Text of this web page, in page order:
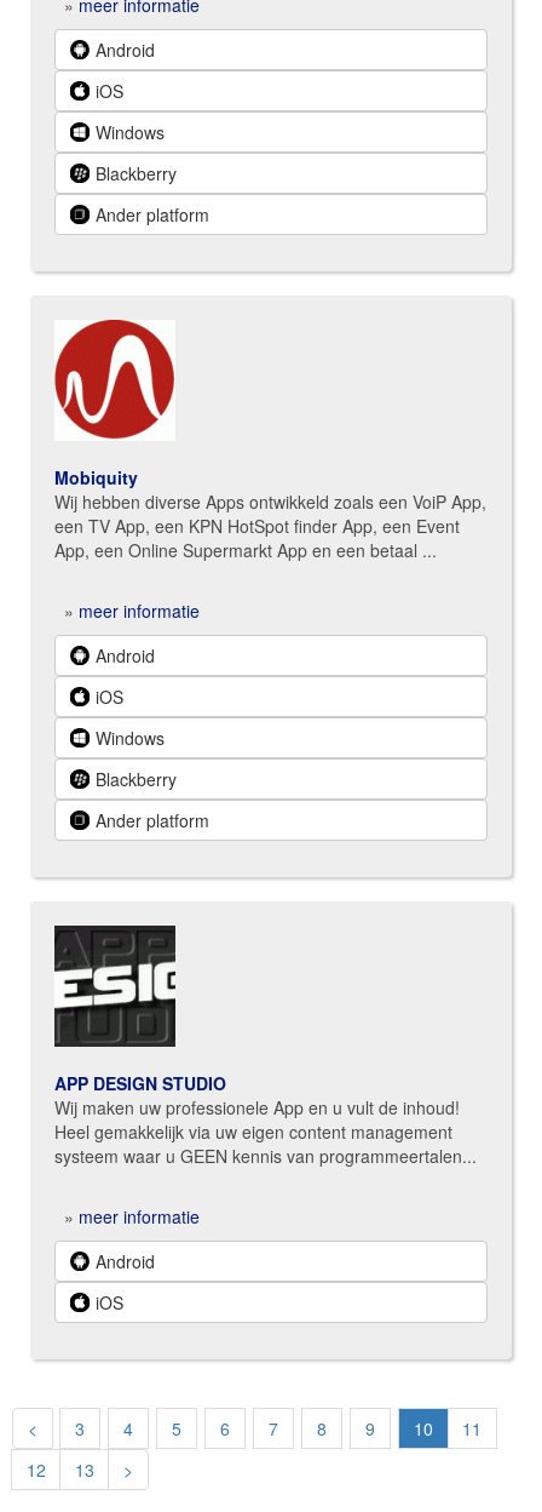
» meer informatie
Android
iOS
Windows
Blackberry
Ander platform
Mobiquity
Wij hebben diverse Apps ontwikkeld zoals een VoiP App,
een TV App, een KPN HotSpot finder App, een Event
App, een Online Supermarkt App en een betaal ...
» meer informatie
Android
iOS
Windows
Blackberry
Ander platform
APP DESIGN STUDIO
Wij maken uw professionele App en u vult de inhoud!
Heel gemakkelijk via uw eigen content management
systeem waar u GEEN kennis van programmeertalen...
» meer informatie
Android
iOS
< 3 4 5 6 7 8 9 10
11
12
13 >